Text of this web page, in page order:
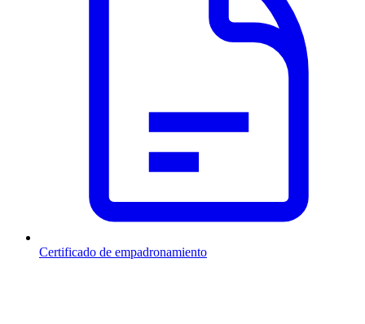
Certificado de empadronamiento